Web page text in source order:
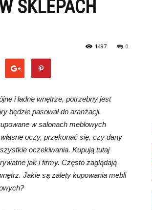
SKLEPACH
0
1497
i ładne wnętrze, potrzebny jest
będzie pasował do aranżacji.
w salonach meblowych
oczy, przekonać się, czy dany
oczekiwania. Kupują tutaj
jak i firmy. Często zaglądają
Jakie są zalety kupowania mebli